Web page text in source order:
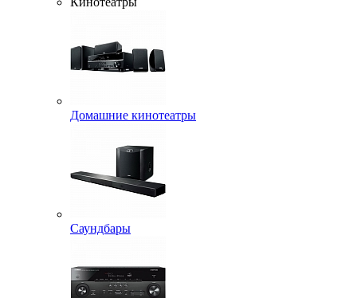
Домашние кинотеатры
Саундбары